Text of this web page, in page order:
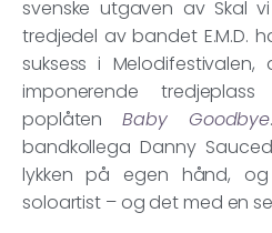
svenske utgaven av Skal
tredjedel av bandet E.M.D.
suksess i
imponerende
poplåtenBaby Goodbye
bandkollega Danny
lykken på egen hånd,
soloartist – og det med en